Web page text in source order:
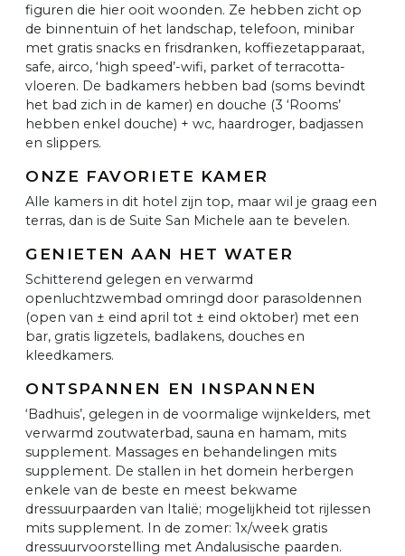
figuren die hier ooit woonden. Ze hebben zicht op
de binnentuin of het landschap, telefoon, minibar
met gratis snacks en frisdranken, koffiezetapparaat,
safe, airco, ‘high speed’-wifi, parket of terracotta-
vloeren. De badkamers hebben bad (soms bevindt
het bad zich in de kamer) en douche (3 ‘Rooms’
hebben enkel douche) + wc, haardroger, badjassen
en slippers.
ONZE FAVORIETE KAMER
Alle kamers in dit hotel zijn top, maar wil je graag een
terras, dan is de Suite San Michele aan te bevelen.
GENIETEN AAN HET WATER
Schitterend gelegen en verwarmd
openluchtzwembad omringd door parasoldennen
(open van ± eind april tot ± eind oktober) met een
bar, gratis ligzetels, badlakens, douches en
kleedkamers.
ONTSPANNEN EN INSPANNEN
‘Badhuis’, gelegen in de voormalige wijnkelders, met
verwarmd zoutwaterbad, sauna en hamam, mits
supplement. Massages en behandelingen mits
supplement. De stallen in het domein herbergen
enkele van de beste en meest bekwame
dressuurpaarden van Italië; mogelijkheid tot rijlessen
mits supplement. In de zomer: 1x/week gratis
dressuurvoorstelling met Andalusische paarden.